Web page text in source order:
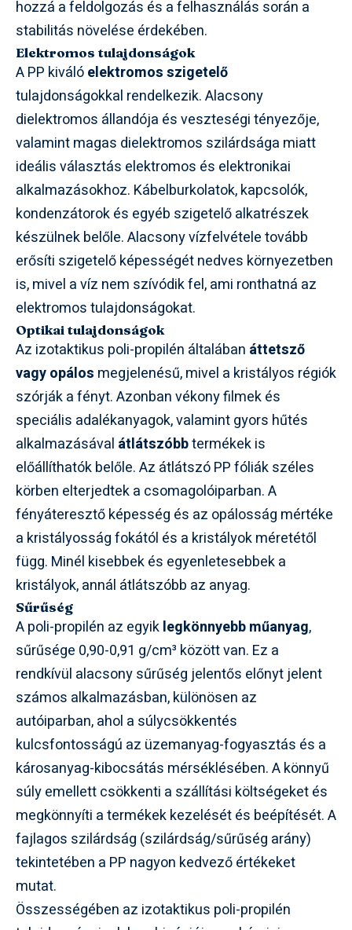
hozzá a feldolgozás és a felhasználás során a
stabilitás növelése érdekében.
Elektromos tulajdonságok
A PP kiválóelektromos szigetelő
tulajdonságokkal rendelkezik. Alacsony
dielektromos állandója és veszteségi tényezője,
valamint magas dielektromos szilárdsága miatt
ideális választás elektromos és elektronikai
alkalmazásokhoz. Kábelburkolatok, kapcsolók,
kondenzátorok és egyéb szigetelő alkatrészek
készülnek belőle. Alacsony vízfelvétele tovább
erősíti szigetelő képességét nedves környezetben
is, mivel a víz nem szívódik fel, ami ronthatná az
elektromos tulajdonságokat.
Optikai tulajdonságok
Az izotaktikus poli-propilén általában áttetsző
vagy opálos megjelenésű, mivel a kristályos régiók
szórják a fényt. Azonban vékony filmek és
speciális adalékanyagok, valamint gyors hűtés
alkalmazásával átlátszóbbtermékek is
előállíthatók belőle. Az átlátszó PP fóliák széles
körben elterjedtek a csomagolóiparban. A
fényáteresztő képesség és az opálosság mértéke
a kristályosság fokától és a kristályok méretétől
függ. Minél kisebbek és egyenletesebbek a
kristályok, annál átlátszóbb az anyag.
Sűrűség
A poli-propilén az egyiklegkönnyebb műanyag,
sűrűsége 0,90-0,91 g/cm³ között van. Ez a
rendkívül alacsony sűrűség jelentős előnyt jelent
számos alkalmazásban, különösen az
autóiparban, ahol a súlycsökkentés
kulcsfontosságú az üzemanyag-fogyasztás és a
károsanyag-kibocsátás mérséklésében. A könnyű
súly emellett csökkenti a szállítási költségeket és
megkönnyíti a termékek kezelését és beépítését. A
fajlagos szilárdság (szilárdság/sűrűség arány)
tekintetében a PP nagyon kedvező értékeket
mutat.
Összességében az izotaktikus poli-propilén